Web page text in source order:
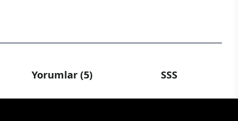
Yorumlar (5) SSS